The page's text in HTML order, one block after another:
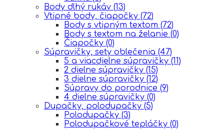
Body dlhý rukáv (13)
Vtipné body, čiapočky (72)
Body s vtipným textom (72)
Body s textom na želanie (0)
Čiapočky (0)
Súpravičky, sety oblečenia (47)
5 a viacdielne súpravičky (11)
2 dielne súpravičky (15)
3 dielne súpravičky (12)
Súpravy do porodnice (9)
4 dielne súpravičky (0)
Dupačky, polodupačky (5)
Polodupačky (3)
Polodupačkové tepláčky (0)